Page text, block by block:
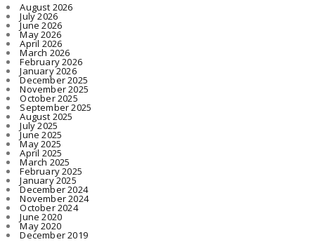
August 2026
July 2026
June 2026
May 2026
April 2026
March 2026
February 2026
January 2026
December 2025
November 2025
October 2025
September 2025
August 2025
July 2025
June 2025
May 2025
April 2025
March 2025
February 2025
January 2025
December 2024
November 2024
October 2024
June 2020
May 2020
December 2019